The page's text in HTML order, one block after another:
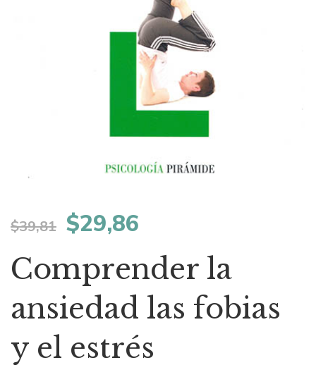
$39,81 El
precio
original
era:
$39,81.
$29,86
precio
actual
es:
$29,86.
Comprender la
ansiedad las fobias
y el estrés